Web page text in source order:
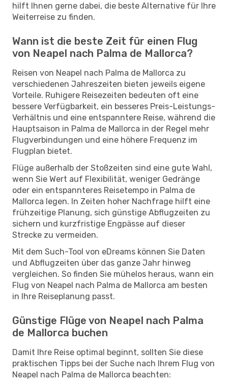
hilft Ihnen gerne dabei, die beste Alternative für Ihre
Weiterreise zu finden.
Wann ist die beste Zeit für einen Flug
von Neapel nach Palma de Mallorca?
Reisen von Neapel nach Palma de Mallorca zu
verschiedenen Jahreszeiten bieten jeweils eigene
Vorteile. Ruhigere Reisezeiten bedeuten oft eine
bessere Verfügbarkeit, ein besseres Preis-Leistungs-
Verhältnis und eine entspanntere Reise, während die
Hauptsaison in Palma de Mallorca in der Regel mehr
Flugverbindungen und eine höhere Frequenz im
Flugplan bietet.
Flüge außerhalb der Stoßzeiten sind eine gute Wahl,
wenn Sie Wert auf Flexibilität, weniger Gedränge
oder ein entspannteres Reisetempo in Palma de
Mallorca legen. In Zeiten hoher Nachfrage hilft eine
frühzeitige Planung, sich günstige Abflugzeiten zu
sichern und kurzfristige Engpässe auf dieser
Strecke zu vermeiden.
Mit dem Such-Tool von eDreams können Sie Daten
und Abflugzeiten über das ganze Jahr hinweg
vergleichen. So finden Sie mühelos heraus, wann ein
Flug von Neapel nach Palma de Mallorca am besten
in Ihre Reiseplanung passt.
Günstige Flüge von Neapel nach Palma
de Mallorca buchen
Damit Ihre Reise optimal beginnt, sollten Sie diese
praktischen Tipps bei der Suche nach Ihrem Flug von
Neapel nach Palma de Mallorca beachten: